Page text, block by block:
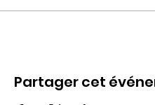
Partager cet